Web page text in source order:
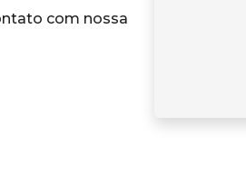
com nossa